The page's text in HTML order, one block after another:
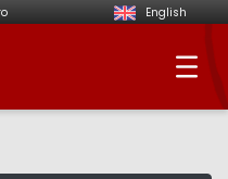
English
-